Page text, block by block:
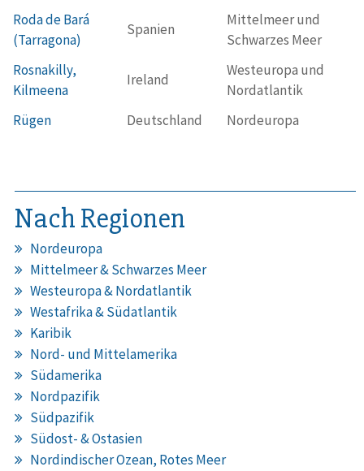
Roda de Bará
(Tarragona)
Spanien
Mittelmeer und
Schwarzes Meer
Rosnakilly,
Kilmeena
Ireland
Westeuropa und
Nordatlantik
Rügen
Deutschland Nordeuropa
Nach Regionen
Nordeuropa
Mittelmeer & Schwarzes Meer
Westeuropa & Nordatlantik
Westafrika & Südatlantik
Karibik
Nord- und Mittelamerika
Südamerika
Nordpazifik
Südpazifik
Südost- & Ostasien
Nordindischer Ozean, Rotes Meer